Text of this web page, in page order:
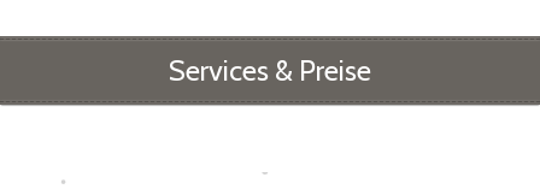
Services & Preise